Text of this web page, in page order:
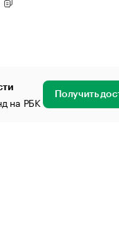
на РБК Получить